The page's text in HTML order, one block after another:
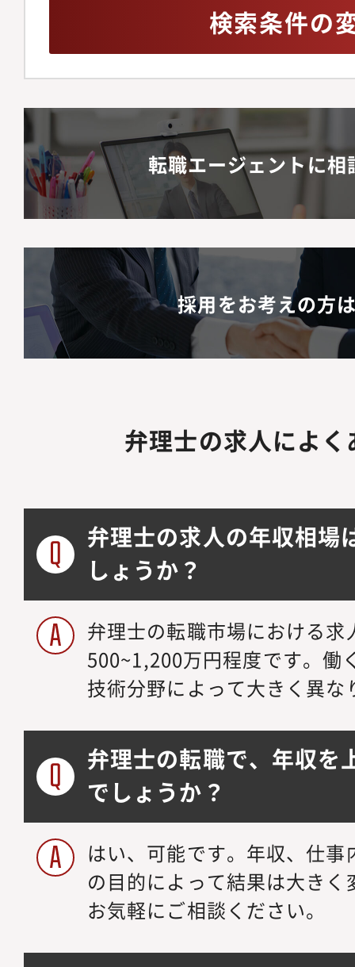
検索条件の
転職エージェントに相
採用をお考えの方
弁理士の求人によ
弁理士の求人の年収相場
しょうか？
弁理士の転職市場における求
500~1,200万円程度です。働
技術分野によって大きく異な
弁理士の転職で、年収を
でしょうか？
はい、可能です。年収、仕
の目的によって結果は大き
お気軽にご相談ください。